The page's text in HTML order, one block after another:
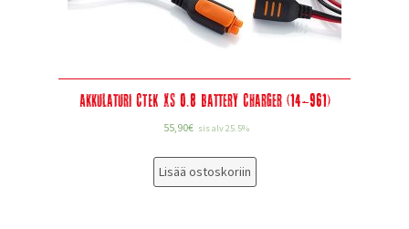
Akkulaturi CTEK XS 0.8 Battery Charger (14-961)
55,90€ sis alv 25.5%
Lisää ostoskoriin